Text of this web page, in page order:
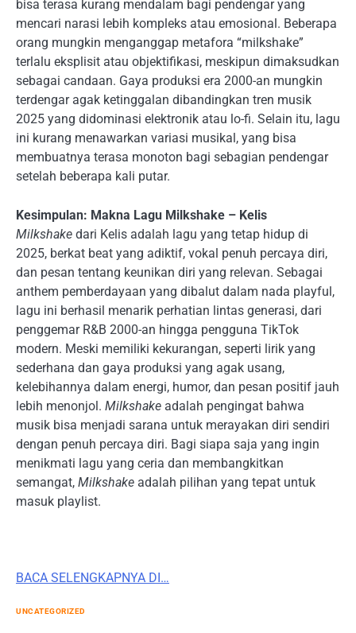
bisa terasa kurang mendalam bagi pendengar yang
mencari narasi lebih kompleks atau emosional. Beberapa
orang mungkin menganggap metafora “milkshake”
terlalu eksplisit atau objektifikasi, meskipun dimaksudkan
sebagai candaan. Gaya produksi era 2000-an mungkin
terdengar agak ketinggalan dibandingkan tren musik
2025 yang didominasi elektronik atau lo-fi. Selain itu, lagu
ini kurang menawarkan variasi musikal, yang bisa
membuatnya terasa monoton bagi sebagian pendengar
setelah beberapa kali putar.
Kesimpulan: Makna Lagu Milkshake – Kelis
Milkshake dari Kelis adalah lagu yang tetap hidup di
2025, berkat beat yang adiktif, vokal penuh percaya diri,
dan pesan tentang keunikan diri yang relevan. Sebagai
anthem pemberdayaan yang dibalut dalam nada playful,
lagu ini berhasil menarik perhatian lintas generasi, dari
penggemar R&B 2000-an hingga pengguna TikTok
modern. Meski memiliki kekurangan, seperti lirik yang
sederhana dan gaya produksi yang agak usang,
kelebihannya dalam energi, humor, dan pesan positif jauh
lebih menonjol. Milkshake adalah pengingat bahwa
musik bisa menjadi sarana untuk merayakan diri sendiri
dengan penuh percaya diri. Bagi siapa saja yang ingin
menikmati lagu yang ceria dan membangkitkan
semangat, Milkshake adalah pilihan yang tepat untuk
masuk playlist.
BACA SELENGKAPNYA DI…
UNCATEGORIZED